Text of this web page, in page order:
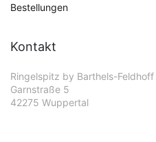
Bestellungen
Kontakt
Ringelspitz by Barthels-Feldhoff
Garnstraße 5
42275 Wuppertal